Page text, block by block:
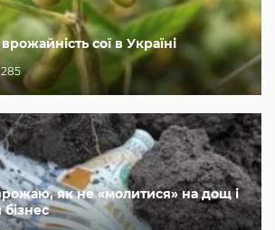
сої в Україні
як не «молитися» на дощ і
бізнес